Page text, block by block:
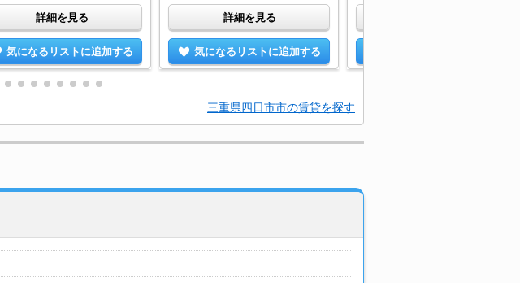
詳細を見る
気になるリストに追加する
詳細を見る
気になるリストに追加する
三重県四日市市の賃貸を探す